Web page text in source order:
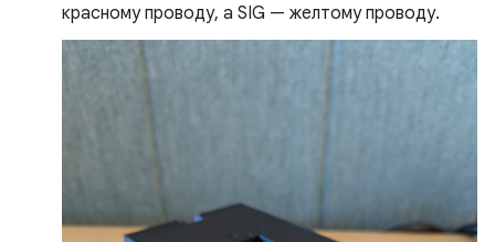
красному проводу, а SIG — желтому проводу.